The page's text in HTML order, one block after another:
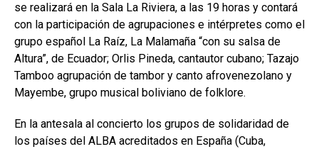
se realizará en la Sala La Riviera, a las 19 horas y contará
con la participación de agrupaciones e intérpretes como el
grupo español La Raíz, La Malamaña “con su salsa de
Altura”, de Ecuador; Orlis Pineda, cantautor cubano; Tazajo
Tamboo agrupación de tambor y canto afrovenezolano y
Mayembe, grupo musical boliviano de folklore.
En la antesala al concierto los grupos de solidaridad de
los países del ALBA acreditados en España (Cuba,